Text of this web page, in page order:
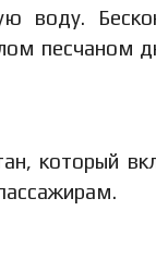
воду.
песчаном
который